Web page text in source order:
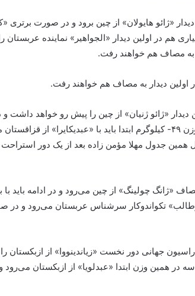
دیدار «ژائو هایولان» از چین برود و در صورت برتری
هم در اولین دیدار «الجواهیر» نماینده عربستان
به مصاف هم خواهند رفت.
شیری در اولین دیدار «ژائو ژنیان» از چین را پیش رو خواهد داشت
مصاف برنده ازبکستان و اندونزی می‌رود. سعید نصیری در وزن ۴۹- کیلوگرم ابتدا باید با «عبدیکایرا»
جدول مهلا مؤمن زاده بعد از یک دور استراحت
خود به مصاف «ژانگ چولینگ» از چین می‌رود و در ادامه باید
تکواندوکار سرشناس عربستان می‌رود و در
فدراسیون جهانی دور نخست «زیاندینووا» از ازبکستان
در همین وزن ابتدا «عبدلویا» از ازبکستان